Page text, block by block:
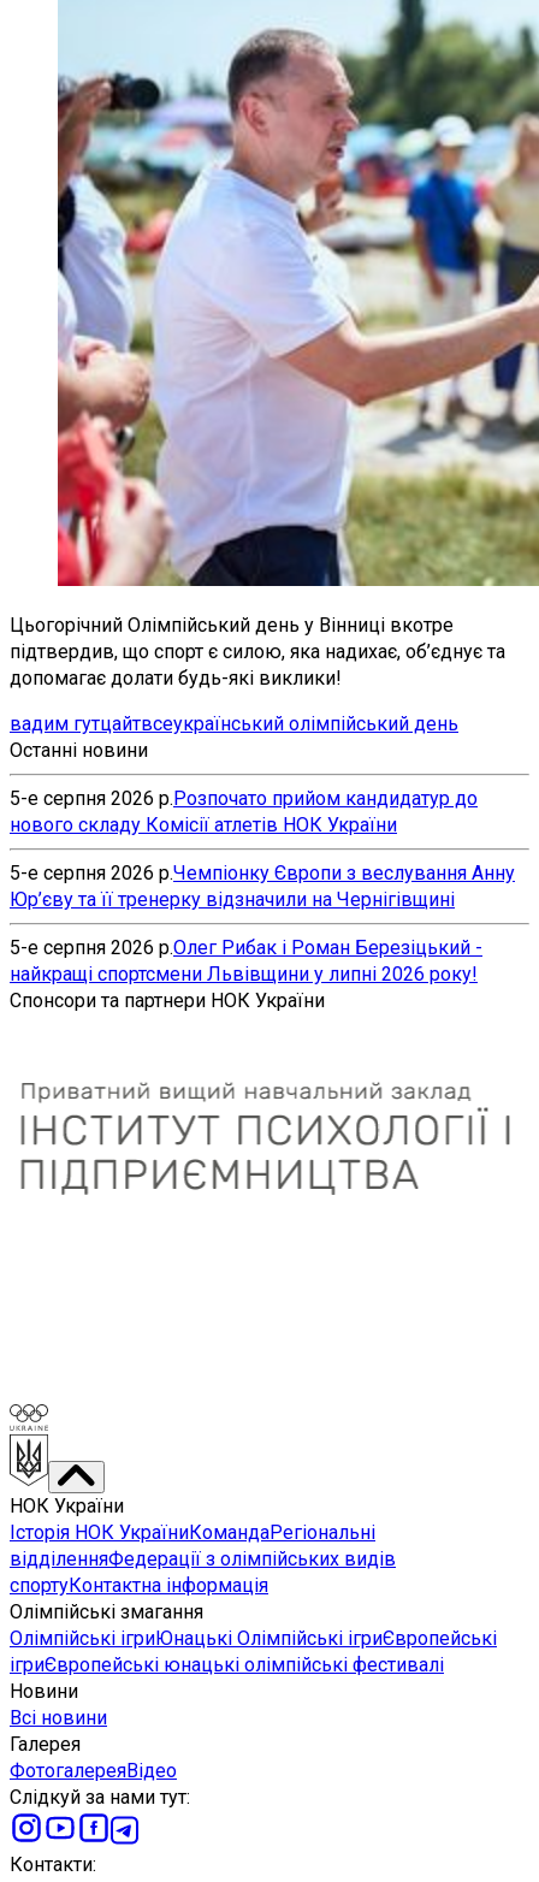
Цьогорічний Олімпійський день у Вінниці вкотре
підтвердив, що спорт є силою, яка надихає, об’єднує та
допомагає долати будь-які виклики!
вадим гутцайтвсеукраїнський олімпійський день
Останні новини
5-е серпня 2026 р.Розпочато прийом кандидатур до
нового складу Комісії атлетів НОК України
5-е серпня 2026 р.Чемпіонку Європи з веслування Анну
Юр’єву та її тренерку відзначили на Чернігівщині
5-е серпня 2026 р.Олег Рибак і Роман Березіцький -
найкращі спортсмени Львівщини у липні 2026 року!
Спонсори та партнери НОК України
НОК України
Історія НОК УкраїниКомандаРегіональні
відділенняФедерації з олімпійських видів
спортуКонтактна інформація
Олімпійські змагання
Олімпійські ігриЮнацькі Олімпійські ігриЄвропейські
ігриЄвропейські юнацькі олімпійські фестивалі
Новини
Всі новини
Галерея
ФотогалереяВідео
Слідкуй за нами тут:
Контакти: